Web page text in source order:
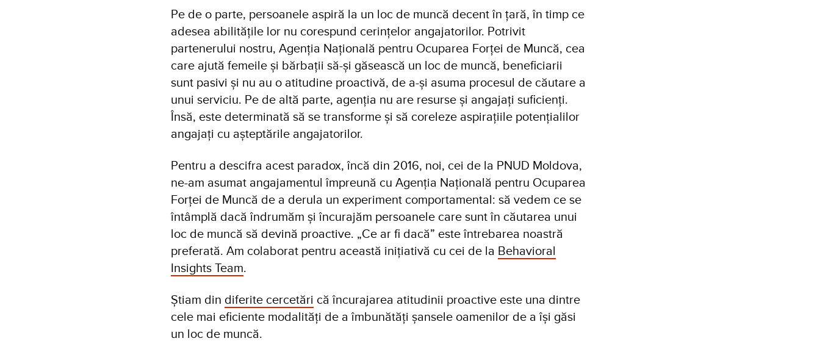
Pe de o parte, persoanele aspiră la un loc de muncă decent în țară, în timp ce
adesea abilitățile lor nu corespund cerințelor angajatorilor. Potrivit
partenerului nostru, Agenția Națională pentru Ocuparea Forței de Muncă, cea
care ajută femeile și bărbații să-și găsească un loc de muncă, beneficiarii
sunt pasivi și nu au o atitudine proactivă, de a-și asuma procesul de căutare a
unui serviciu. Pe de altă parte, agenția nu are resurse și angajați suficienți.
Însă, este determinată să se transforme și să coreleze aspirațiile potențialilor
angajați cu așteptările angajatorilor.
Pentru a descifra acest paradox, încă din 2016, noi, cei de la PNUD Moldova,
ne-am asumat angajamentul împreună cu Agenția Națională pentru Ocuparea
Forței de Muncă de a derula un experiment comportamental: să vedem ce se
întâmplă dacă îndrumăm și încurajăm persoanele care sunt în căutarea unui
loc de muncă să devină proactive. „Ce ar fi dacă” este întrebarea noastră
preferată. Am colaborat pentru această inițiativă cu cei de la Behavioral
Insights Team.
Știam din diferite cercetări că încurajarea atitudinii proactive este una dintre
cele mai eficiente modalități de a îmbunătăți șansele oamenilor de a își găsi
un loc de muncă.